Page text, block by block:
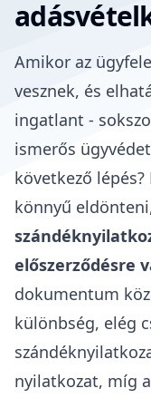
Amikor az
vesznek, és
ingatlant -
ismerős
következő
könnyű
előszerződésre
dokumentum
különbség, elég
nyilatkozat, míg